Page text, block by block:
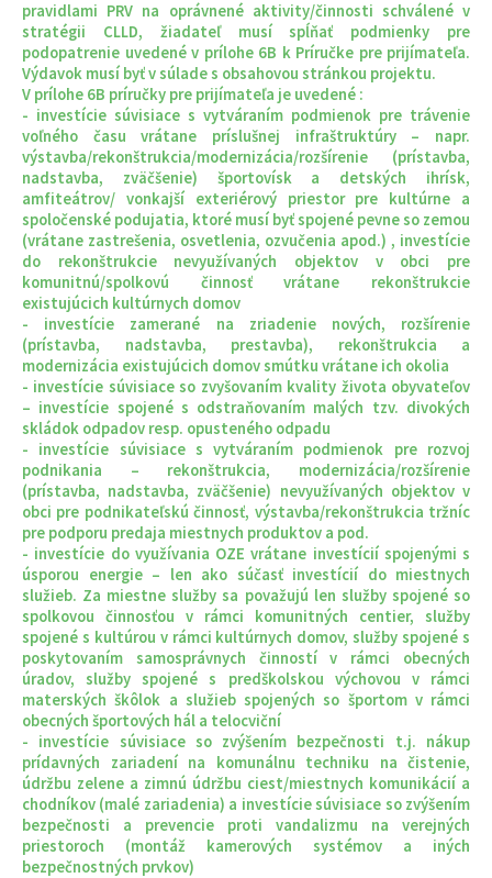
pravidlami PRV na oprávnené aktivity/činnosti schválené v
stratégii CLLD, žiadateľ musí spĺňať podmienky pre
podopatrenie uvedené v prílohe 6B k Príručke pre prijímateľa.
Výdavok musí byť v súlade s obsahovou stránkou projektu.
V prílohe 6B príručky pre prijímateľa je uvedené :
- investície súvisiace s vytváraním podmienok pre trávenie
voľného času vrátane príslušnej infraštruktúry – napr.
výstavba/rekonštrukcia/modernizácia/rozšírenie (prístavba,
nadstavba, zväčšenie) športovísk a detských ihrísk,
amfiteátrov/ vonkajší exteriérový priestor pre kultúrne a
spoločenské podujatia, ktoré musí byť spojené pevne so zemou
(vrátane zastrešenia, osvetlenia, ozvučenia apod.) , investície
do rekonštrukcie nevyužívaných objektov v obci pre
komunitnú/spolkovú činnosť vrátane rekonštrukcie
existujúcich kultúrnych domov
- investície zamerané na zriadenie nových, rozšírenie
(prístavba, nadstavba, prestavba), rekonštrukcia a
modernizácia existujúcich domov smútku vrátane ich okolia
- investície súvisiace so zvyšovaním kvality života obyvateľov
– investície spojené s odstraňovaním malých tzv. divokých
skládok odpadov resp. opusteného odpadu
- investície súvisiace s vytváraním podmienok pre rozvoj
podnikania – rekonštrukcia, modernizácia/rozšírenie
(prístavba, nadstavba, zväčšenie) nevyužívaných objektov v
obci pre podnikateľskú činnosť, výstavba/rekonštrukcia tržníc
pre podporu predaja miestnych produktov a pod.
- investície do využívania OZE vrátane investícií spojenými s
úsporou energie – len ako súčasť investícií do miestnych
služieb. Za miestne služby sa považujú len služby spojené so
spolkovou činnosťou v rámci komunitných centier, služby
spojené s kultúrou v rámci kultúrnych domov, služby spojené s
poskytovaním samosprávnych činností v rámci obecných
úradov, služby spojené s predškolskou výchovou v rámci
materských škôlok a služieb spojených so športom v rámci
obecných športových hál a telocviční
- investície súvisiace so zvýšením bezpečnosti t.j. nákup
prídavných zariadení na komunálnu techniku na čistenie,
údržbu zelene a zimnú údržbu ciest/miestnych komunikácií a
chodníkov (malé zariadenia) a investície súvisiace so zvýšením
bezpečnosti a prevencie proti vandalizmu na verejných
priestoroch (montáž kamerových systémov a iných
bezpečnostných prvkov)